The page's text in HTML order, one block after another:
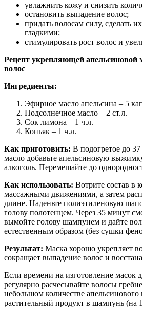
увлажнить кожу и снизить
остановить выпадение волос;
придать волосам силу, сделать
гладкими;
стимулировать рост волос и
Рецепт укрепляющей апельсиновой
волос
Ингредиенты:
Эфирное масло апельсина – 5
Подсолнечное масло – 2 ст.л.
Сок лимона – 1 ч.л.
Коньяк – 1 ч.л.
Как приготовить: В подогретое до 37
масло добавьте апельсиновую
алкоголь. Перемешайте до
Как использовать: Вотрите состав в
массажными движениями, а затем
длине. Наденьте полиэтиленовую
голову полотенцем. Через 35 минут
вымойте голову шампунем и дайте
естественным образом (без сушки
Результат: Маска хорошо укрепляет
сокращает выпадение волос и
Если времени на изготовление масок
регулярно расчесывайте волосы
небольшом количестве апельсинового
растительный продукт в шампунь (на